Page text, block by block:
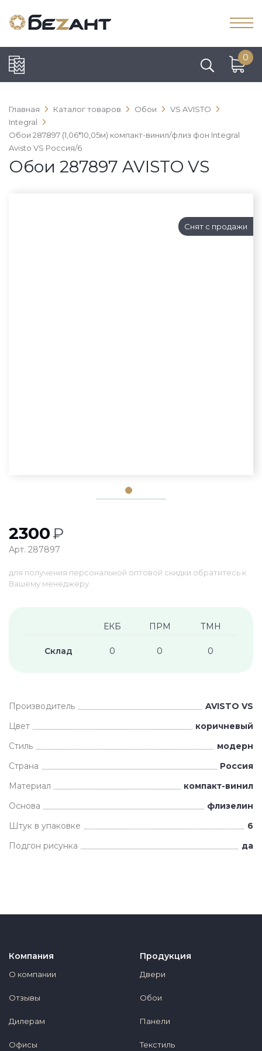
0
Главная Каталог товаров Обои
VS AVISTO
Integral
Обои 287897 (1,06*10,05м) компакт-винил/флиз фон Integral
Avisto VS Россия/6
Обои 287897 AVISTO VS
Снят с продажи
2300₽
Арт. 287897
для получения персональной оптовой скидки обратитесь к
Вашему менеджеру
ЕКБ ПРМ ТМН
Склад 0 0 0
Производитель
AVISTO VS
Цвет
коричневый
Стиль
модерн
Страна
Россия
Материал
компакт-винил
Основа
флизелин
Штук в упаковке
6
Подгон рисунка
да
Компания
О компании
Отзывы
Дилерам
Офисы
Продукция
Двери
Обои
Панели
Текстиль